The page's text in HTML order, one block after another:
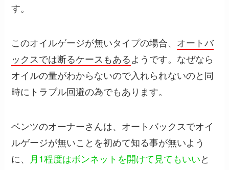
す。
このオイルゲージが無いタイプの場合、 オートバ
ックスでは断るケースもあるようです。なぜなら
オイルの量がわからないので入れられないのと同
時にトラブル回避の為でもあります。
ベンツのオーナーさんは、オートバックスでオイ
ルゲージが無いことを初めて知る事が無いよう
に、
月1程度はボンネットを開けて見てもいいと